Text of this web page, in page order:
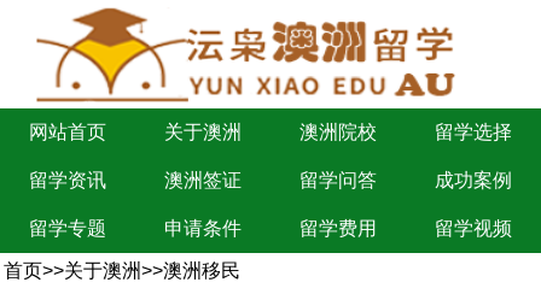
网站首页 关于澳洲 澳洲院校 留学选择
留学资讯 澳洲签证 留学问答 成功案例
留学专题 申请条件 留学费用 留学视频
首页>>关于澳洲>>澳洲移民